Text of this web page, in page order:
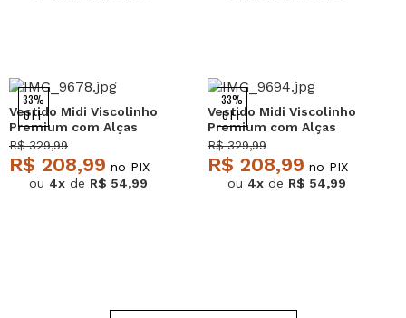
33%
OFF
Vestido Midi Viscolinho
Premium com Alças
Bege Salvatore
R$ 329,99
R$ 208,99 no PIX
ou 4x de R$ 54,99
33%
OFF
Vestido Midi Viscolinho
Premium com Alças
Verde Salvatore
R$ 329,99
R$ 208,99 no PIX
ou 4x de R$ 54,99